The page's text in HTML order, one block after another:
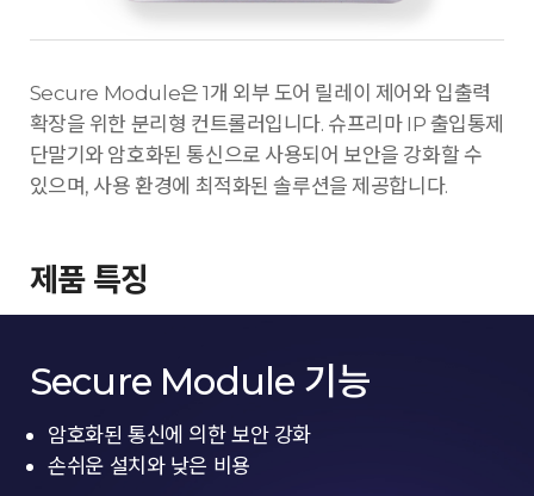
Secure Module은 1개 외부 도어 릴레이 제어와 입출력
확장을 위한 분리형 컨트롤러입니다. 슈프리마 IP 출입통제
단말기와 암호화된 통신으로 사용되어 보안을 강화할 수
있으며, 사용 환경에 최적화된 솔루션을 제공합니다.
제품 특징
Secure Module 기능
암호화된 통신에 의한 보안 강화
손쉬운 설치와 낮은 비용